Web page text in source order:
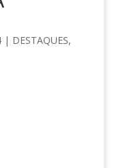
| DESTAQUES,